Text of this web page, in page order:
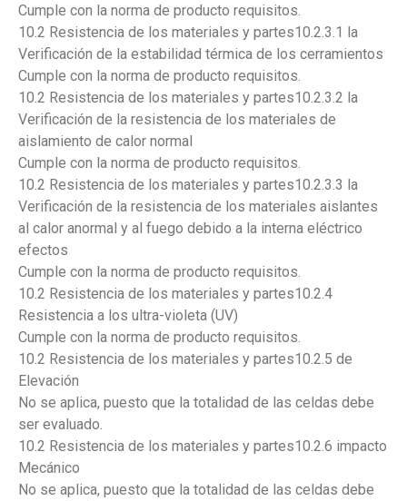
Cumple con la norma de producto requisitos.
10.2 Resistencia de los materiales y partes10.2.3.1 la
Verificación de la estabilidad térmica de los cerramientos
Cumple con la norma de producto requisitos.
10.2 Resistencia de los materiales y partes10.2.3.2 la
Verificación de la resistencia de los materiales de
aislamiento de calor normal
Cumple con la norma de producto requisitos.
10.2 Resistencia de los materiales y partes10.2.3.3 la
Verificación de la resistencia de los materiales aislantes
al calor anormal y al fuego debido a la interna eléctrico
efectos
Cumple con la norma de producto requisitos.
10.2 Resistencia de los materiales y partes10.2.4
Resistencia a los ultra-violeta (UV)
Cumple con la norma de producto requisitos.
10.2 Resistencia de los materiales y partes10.2.5 de
Elevación
No se aplica, puesto que la totalidad de las celdas debe
ser evaluado.
10.2 Resistencia de los materiales y partes10.2.6 impacto
Mecánico
No se aplica, puesto que la totalidad de las celdas debe